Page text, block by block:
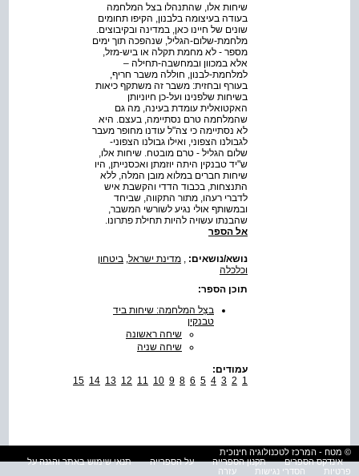
שיחות אלו, שהתנהלו בצל המלחמה
בעודה בעיצומה בלבנון, הקיפו תחומים
שונים של חיינו כאן, במדינה ובקיבוצים.
מלחמת-שלום-הגליל, שנהפכה תוך ימים
מספר - לא מחמת תקלה או ביש-מזל,
אלא במכוון ובמחשבה-תחילה –
למלחמת-לבנון, חוללה משבר חריף,
בעורף ובחזית: משבר זה משתקף כיאות
בשיחות שלפנינו ועל-כן חיוניותן
האקטואלית עומדת בעינה, מה גם
שהמלחמה טרם נסתיימה, בעצם. היא
לא נסתיימה כי צה"ל עודנו מחופר מעבר
לגבולנו הצפוני, ואילו גבולנו הצפוני-
שלום הגליל - טרם מובטח. שיחות אלו,
ש"יד טבנקין היתה יוזמתן ואכסנייתן, היו
שיחות חברים במלוא מובן המלה, ללא
התנצחות, בכבוד הדדי והקשבת איש
לדברי רעהו, מתור התקווה, שביחד
ובמשותף אולי נגיע לשורשי המשבר,
שהבנתו עשויה להיות תחילת פתרונו.
אל הספר
נושא/נושאים: מדינת ישראל ביטחון
וכלכלה
תוכן הספר:
בצֵל המלחמה: שיחות ביד
טבנקין
שיחה ראשונה
שיחה שניה
עמודים:
1
2
3
4
5
6
8
9
10
11
12
13
14
15
© מטח - המרכז לטכנולוגיה חינוכית
אינדקס הספרים
תקנון הספרייה על הספרייה
תנאי שימוש באתר והגנה על
פרטיות
הסדרי נגישות עזרה